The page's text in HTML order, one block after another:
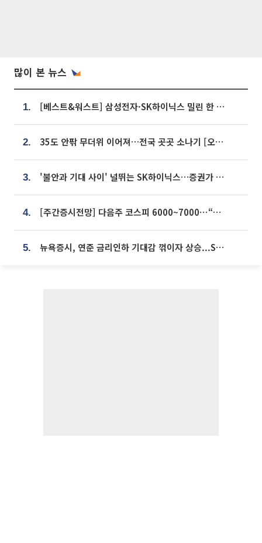
많이 본 뉴스
1. [베스트&워스트] 삼성전자·SK하이닉스 밀린 한 주…상상인증권은 85% 급등
2. 35도 안팎 무더위 이어져…전국 곳곳 소나기 [오늘 날씨]
3. '불안과 기대 사이' 널뛰는 SK하이닉스…증권가 "HBM4·LTA 기반 펀터멘털 견고"
4. [주간증시전망] 다음주 코스피 6000~7000⋯“外人 수급은 정책이 변수”
5. 뉴욕증시, 연준 금리인하 기대감 꺾이자 상승...S&P500 사상 최고치 [종합]